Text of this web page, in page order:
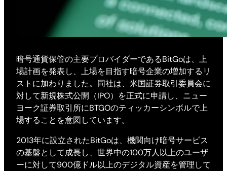
暗号通貨保管の主要プロバイダーであるBitGoは、上
場計画を発表し、上場を目指す暗号企業の増加するリ
ストに加わりました。同社は、米国証券取引委員会に
対して新規株式公開（IPO）を正式に申請し、ニュー
ヨーク証券取引所にBTGOのティッカーシンボルで上
場することを意図しています。
2013年に設立されたBitGoは、機関向け暗号サービス
の基盤として成長し、世界中の100万人以上のユーザ
ーに対して900億ドル以上のデジタル資産を管理して